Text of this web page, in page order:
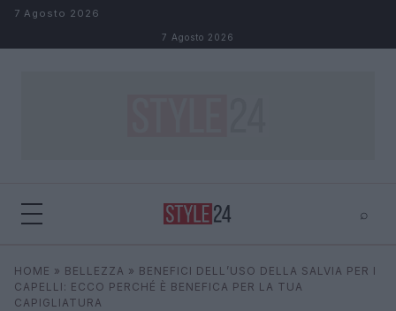
Salta al contenuto
7 Agosto 2026
7 Agosto 2026
⌕
Cerca ⌕ ×
HOME » BELLEZZA » BENEFICI DELL’USO DELLA SALVIA PER I
CAPELLI: ECCO PERCHÉ È BENEFICA PER LA TUA
CAPIGLIATURA